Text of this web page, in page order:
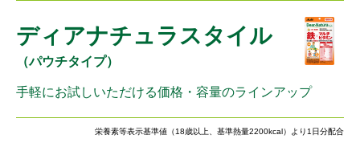
ディアナチュラスタイル
（パウチタイプ）
手軽にお試しいただける価格・容量のラインアップ
栄養素等表示基準値（18歳以上、基準熱量2200kcal）より1日分配合